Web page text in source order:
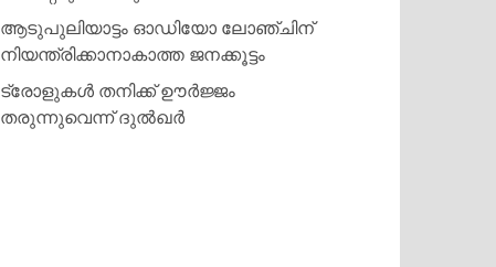
ആടുപുലിയാട്ടം ഓഡിയോ ലോഞ്ചിന്
നിയന്ത്രിക്കാനാകാത്ത ജനക്കൂട്ടം
ട്രോളുകള്‍ തനിക്ക് ഊര്‍ജ്ജം
തരുന്നുവെന്ന് ദുല്‍ഖര്‍